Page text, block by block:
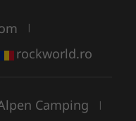
|
rockworld.ro
Camping |